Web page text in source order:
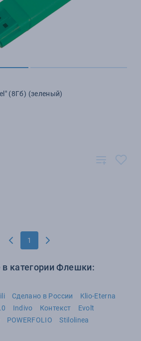
USB flash-карта "Osiel" (8Гб) (зеленый)
1
категории Флешки:
Сделано в России
Klio-Eterna
Indivo Контекст
Evolt
POWERFOLIO
Stilolinea